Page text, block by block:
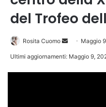
del Trofeo
Rosita Cuomo
Invia Maggio
Ultimi aggiornamenti: Maggio 9,